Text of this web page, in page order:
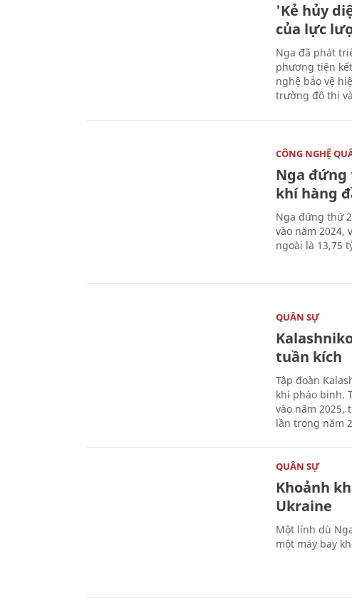
'Kẻ hủy
của lực
Nga đã phát
phương tiện
nghệ bảo vệ
trường đô thị
CÔNG NGHỆ
Nga đứng
khí hàng
Nga đứng thứ
vào năm 2024,
ngoài là 13,75
QUÂN SỰ
tuần kích
Tập đoàn
khí pháo binh.
vào năm 2025,
lần trong năm
QUÂN SỰ
Khoảnh
Ukraine
Một lính dù
một máy bay